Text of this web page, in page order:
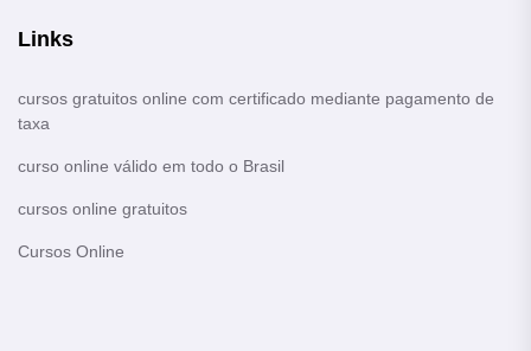
Links
cursos gratuitos online com certificado mediante pagamento de
taxa
curso online válido em todo o Brasil
cursos online gratuitos
Cursos Online